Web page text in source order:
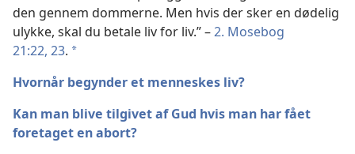
den gennem dommerne. Men hvis der sker en dødelig
ulykke, skal du betale liv for liv.” –2. Mosebog
21:22, 23. a
Hvornår begynder et menneskes liv?
Kan man blive tilgivet af Gud hvis man har fået
foretaget en abort?